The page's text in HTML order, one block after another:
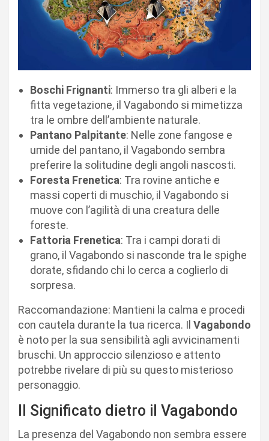
Boschi Frignanti: Immerso tra gli alberi e la
fitta vegetazione, il Vagabondo si mimetizza
tra le ombre dell’ambiente naturale.
Pantano Palpitante: Nelle zone fangose e
umide del pantano, il Vagabondo sembra
preferire la solitudine degli angoli nascosti.
Foresta Frenetica: Tra rovine antiche e
massi coperti di muschio, il Vagabondo si
muove con l’agilità di una creatura delle
foreste.
Fattoria Frenetica: Tra i campi dorati di
grano, il Vagabondo si nasconde tra le spighe
dorate, sfidando chi lo cerca a coglierlo di
sorpresa.
Raccomandazione: Mantieni la calma e procedi
con cautela durante la tua ricerca. Il Vagabondo
è noto per la sua sensibilità agli avvicinamenti
bruschi. Un approccio silenzioso e attento
potrebbe rivelare di più su questo misterioso
personaggio.
Il Significato dietro il Vagabondo
La presenza del Vagabondo non sembra essere